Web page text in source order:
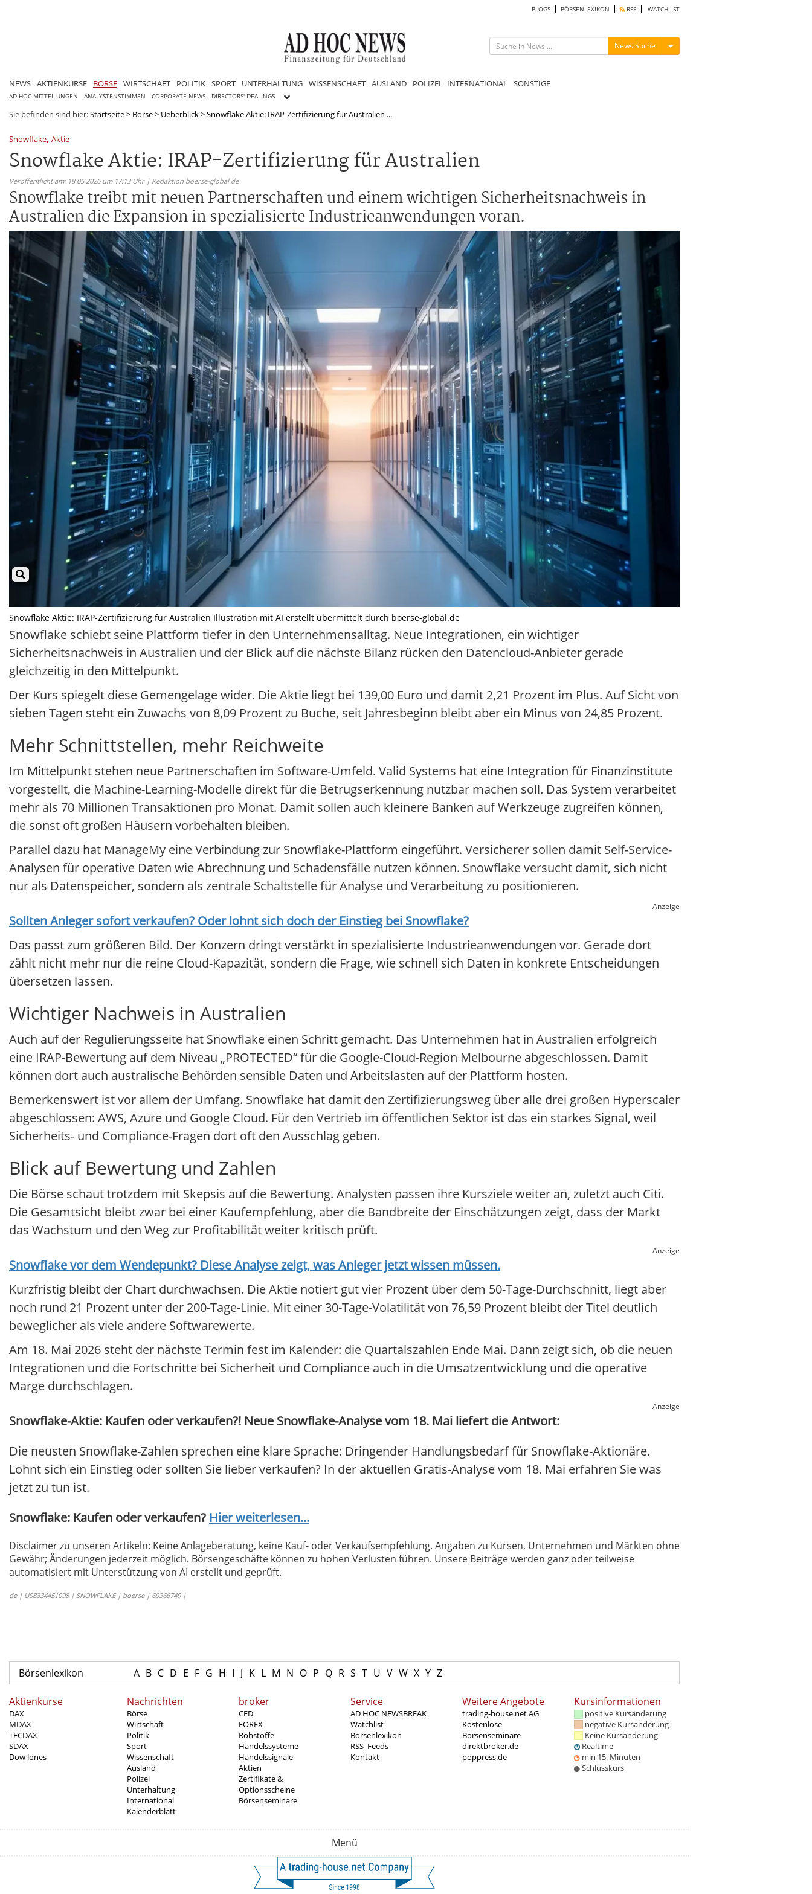
BLOGS BÖRSENLEXIKON RSS WATCHLIST
News Suche Menü ein-/ausblenden
NEWS AKTIENKURSE BÖRSE WIRTSCHAFT POLITIK SPORT UNTERHALTUNG WISSENSCHAFT AUSLAND POLIZEI INTERNATIONAL SONSTIGE
AD HOC MITTEILUNGEN ANALYSTENSTIMMEN CORPORATE NEWS DIRECTORS' DEALINGS
Sie befinden sind hier:Startseite> Börse> Ueberblick>Snowflake Aktie: IRAP-Zertifizierung für Australien ...
Snowflake, Aktie
Snowflake Aktie: IRAP-Zertifizierung für Australien
Veröffentlicht am: 18.05.2026 um 17:13 Uhr | Redaktion boerse-global.de
Snowflake treibt mit neuen Partnerschaften und einem wichtigen Sicherheitsnachweis in
Australien die Expansion in spezialisierte Industrieanwendungen voran.
Snowflake Aktie: IRAP-Zertifizierung für Australien Illustration mit AI erstellt übermittelt durch boerse-global.de
Snowflake schiebt seine Plattform tiefer in den Unternehmensalltag. Neue Integrationen, ein wichtiger
Sicherheitsnachweis in Australien und der Blick auf die nächste Bilanz rücken den Datencloud-Anbieter gerade
gleichzeitig in den Mittelpunkt.
Der Kurs spiegelt diese Gemengelage wider. Die Aktie liegt bei 139,00 Euro und damit 2,21 Prozent im Plus. Auf Sicht von
sieben Tagen steht ein Zuwachs von 8,09 Prozent zu Buche, seit Jahresbeginn bleibt aber ein Minus von 24,85 Prozent.
Mehr Schnittstellen, mehr Reichweite
Im Mittelpunkt stehen neue Partnerschaften im Software-Umfeld. Valid Systems hat eine Integration für Finanzinstitute
vorgestellt, die Machine-Learning-Modelle direkt für die Betrugserkennung nutzbar machen soll. Das System verarbeitet
mehr als 70 Millionen Transaktionen pro Monat. Damit sollen auch kleinere Banken auf Werkzeuge zugreifen können,
die sonst oft großen Häusern vorbehalten bleiben.
Parallel dazu hat ManageMy eine Verbindung zur Snowflake-Plattform eingeführt. Versicherer sollen damit Self-Service-
Analysen für operative Daten wie Abrechnung und Schadensfälle nutzen können. Snowflake versucht damit, sich nicht
nur als Datenspeicher, sondern als zentrale Schaltstelle für Analyse und Verarbeitung zu positionieren.
Anzeige
Sollten Anleger sofort verkaufen? Oder lohnt sich doch der Einstieg bei Snowflake?
Das passt zum größeren Bild. Der Konzern dringt verstärkt in spezialisierte Industrieanwendungen vor. Gerade dort
zählt nicht mehr nur die reine Cloud-Kapazität, sondern die Frage, wie schnell sich Daten in konkrete Entscheidungen
übersetzen lassen.
Wichtiger Nachweis in Australien
Auch auf der Regulierungsseite hat Snowflake einen Schritt gemacht. Das Unternehmen hat in Australien erfolgreich
eine IRAP-Bewertung auf dem Niveau „PROTECTED“ für die Google-Cloud-Region Melbourne abgeschlossen. Damit
können dort auch australische Behörden sensible Daten und Arbeitslasten auf der Plattform hosten.
Bemerkenswert ist vor allem der Umfang. Snowflake hat damit den Zertifizierungsweg über alle drei großen Hyperscaler
abgeschlossen: AWS, Azure und Google Cloud. Für den Vertrieb im öffentlichen Sektor ist das ein starkes Signal, weil
Sicherheits- und Compliance-Fragen dort oft den Ausschlag geben.
Blick auf Bewertung und Zahlen
Die Börse schaut trotzdem mit Skepsis auf die Bewertung. Analysten passen ihre Kursziele weiter an, zuletzt auch Citi.
Die Gesamtsicht bleibt zwar bei einer Kaufempfehlung, aber die Bandbreite der Einschätzungen zeigt, dass der Markt
das Wachstum und den Weg zur Profitabilität weiter kritisch prüft.
Anzeige
Snowflakevor dem Wendepunkt? Diese Analyse zeigt, was Anleger jetzt wissen müssen.
Kurzfristig bleibt der Chart durchwachsen. Die Aktie notiert gut vier Prozent über dem 50-Tage-Durchschnitt, liegt aber
noch rund 21 Prozent unter der 200-Tage-Linie. Mit einer 30-Tage-Volatilität von 76,59 Prozent bleibt der Titel deutlich
beweglicher als viele andere Softwarewerte.
Am 18. Mai 2026 steht der nächste Termin fest im Kalender: die Quartalszahlen Ende Mai. Dann zeigt sich, ob die neuen
Integrationen und die Fortschritte bei Sicherheit und Compliance auch in die Umsatzentwicklung und die operative
Marge durchschlagen.
Anzeige
Snowflake-Aktie: Kaufen oder verkaufen?! Neue Snowflake-Analyse vom 18. Mai liefert die Antwort:
Die neusten Snowflake-Zahlen sprechen eine klare Sprache: Dringender Handlungsbedarf für Snowflake-Aktionäre.
Lohnt sich ein Einstieg oder sollten Sie lieber verkaufen? In der aktuellen Gratis-Analyse vom 18. Mai erfahren Sie was
jetzt zu tun ist.
Snowflake: Kaufen oder verkaufen? Hier weiterlesen...
Disclaimer zu unseren Artikeln: Keine Anlageberatung, keine Kauf- oder Verkaufsempfehlung. Angaben zu Kursen, Unternehmen und Märkten ohne
Gewähr; Änderungen jederzeit möglich. Börsengeschäfte können zu hohen Verlusten führen. Unsere Beiträge werden ganz oder teilweise
automatisiert mit Unterstützung von AI erstellt und geprüft.
de | US8334451098 | SNOWFLAKE | boerse | 69366749 |
Börsenlexikon A B C D E F G H I J K L M N O P Q R S T U V W X Y Z
Aktienkurse
DAX
MDAX
TECDAX
SDAX
Dow Jones
Nachrichten
Börse
Wirtschaft
Politik
Sport
Wissenschaft
Ausland
Polizei
Unterhaltung
International
Kalenderblatt
broker
CFD
FOREX
Rohstoffe
Handelssysteme
Handelssignale
Aktien
Zertifikate &
Optionsscheine
Börsenseminare
Service
AD HOC NEWSBREAK
Watchlist
Börsenlexikon
RSS_Feeds
Kontakt
Weitere Angebote
trading-house.net AG
Kostenlose
Börsenseminare
direktbroker.de
poppress.de
Kursinformationen
positive Kursänderung
negative Kursänderung
Keine Kursänderung
Realtime
min 15. Minuten
Schlusskurs
Menü